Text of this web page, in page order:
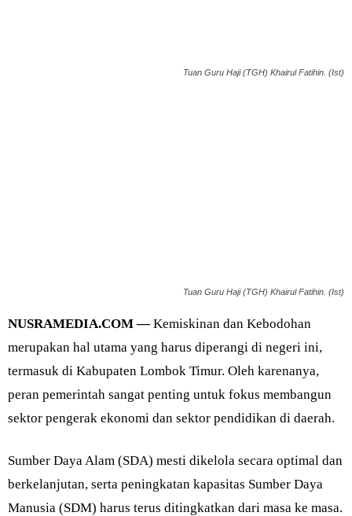
Tuan Guru Haji (TGH) Khairul Fatihin. (Ist)
Tuan Guru Haji (TGH) Khairul Fatihin. (Ist)
NUSRAMEDIA.COM —Kemiskinan dan Kebodohan
merupakan hal utama yang harus diperangi di negeri ini,
termasuk di Kabupaten Lombok Timur. Oleh karenanya,
peran pemerintah sangat penting untuk fokus membangun
sektor pengerak ekonomi dan sektor pendidikan di daerah.
Sumber Daya Alam (SDA) mesti dikelola secara optimal dan
berkelanjutan, serta peningkatan kapasitas Sumber Daya
Manusia (SDM) harus terus ditingkatkan dari masa ke masa.